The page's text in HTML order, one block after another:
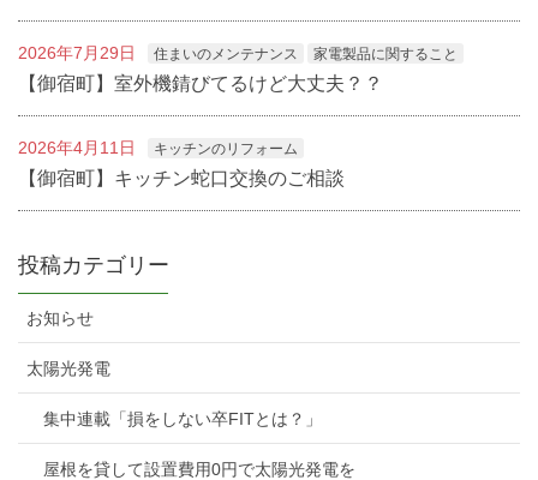
2026年7月29日 住まいのメンテナンス 家電製品に関すること
【御宿町】室外機錆びてるけど大丈夫？？
2026年4月11日 キッチンのリフォーム
【御宿町】キッチン蛇口交換のご相談
投稿カテゴリー
お知らせ
太陽光発電
集中連載「損をしない卒FITとは？」
屋根を貸して設置費用0円で太陽光発電を